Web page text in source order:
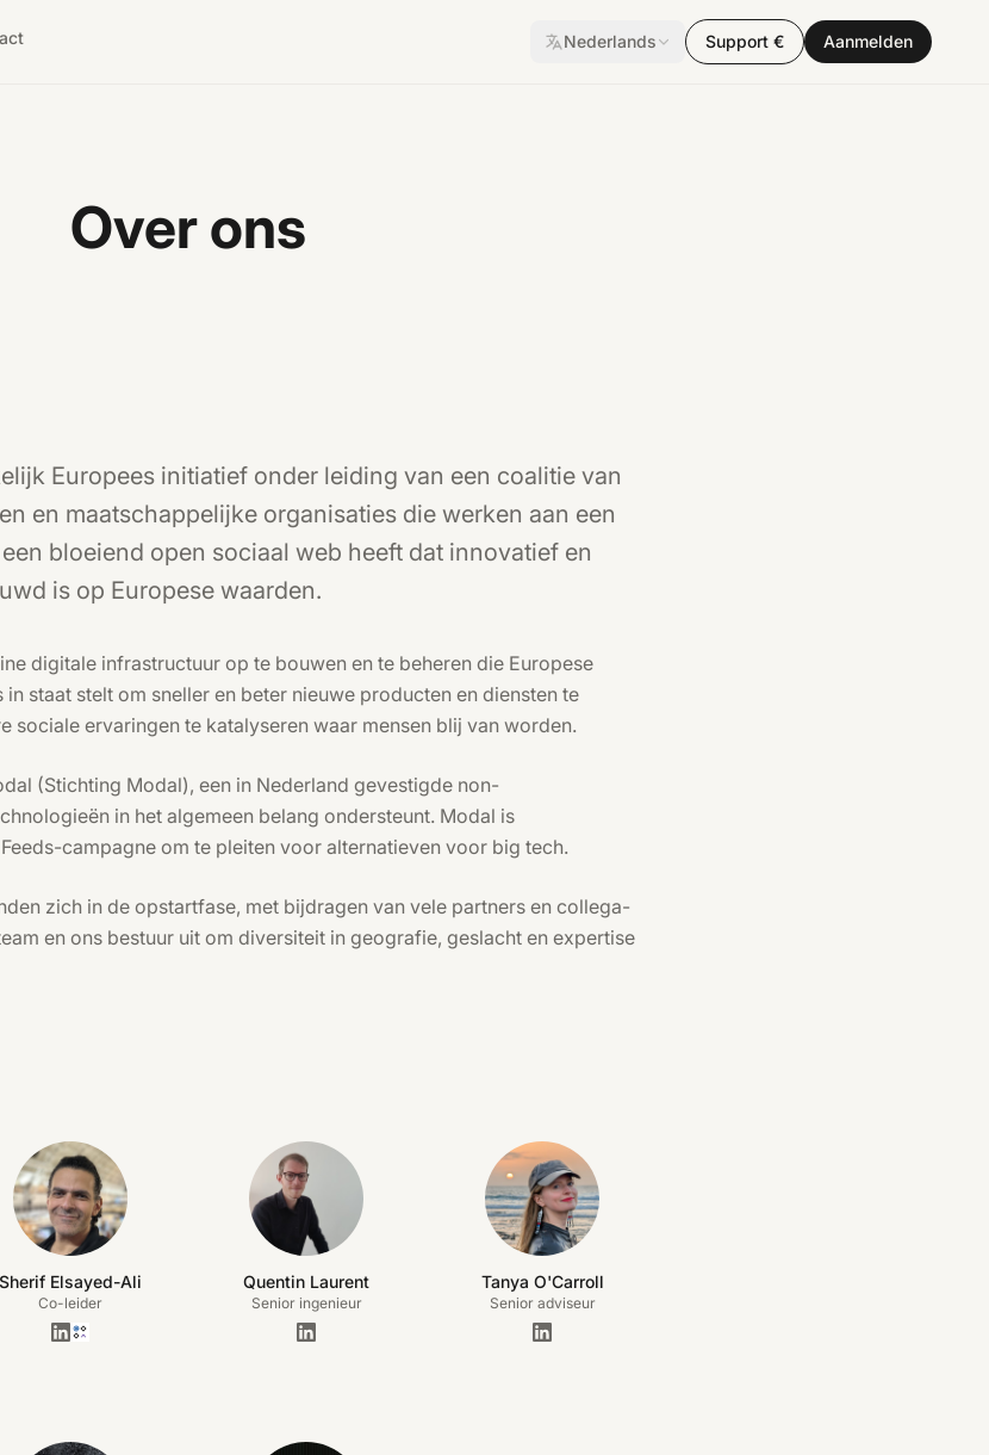
Nederlands Support € Aanmelden
Over ons
Europees initiatief onder leiding van een coalitie van
en maatschappelijke organisaties die werken aan een
bloeiend open sociaal web heeft dat innovatief en
is op Europese waarden.
digitale infrastructuur op te bouwen en te beheren die Europese
staat stelt om sneller en beter nieuwe producten en diensten te
sociale ervaringen te katalyseren waar mensen blij van worden.
(Stichting Modal), een in Nederland gevestigde non-
in het algemeen belang ondersteunt. Modal is
campagne om te pleiten voor alternatieven voor big tech.
zich in de opstartfase, met bijdragen van vele partners en collega-
en ons bestuur uit om diversiteit in geografie, geslacht en expertise
Sherif Elsayed-Ali
Co-leider
Quentin Laurent
Senior ingenieur
Tanya O'Carroll
Senior adviseur